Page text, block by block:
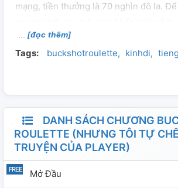
mạng, tiền thưởng là 70 nghìn đô la.
[đọc thêm]
Tags: buckshotroulette kinhdi
DANH SÁCH CHƯƠNG
ROULETTE (NHƯNG TÔI TỰ
TRUYỆN CỦA PLAYER)
Mở Đầu